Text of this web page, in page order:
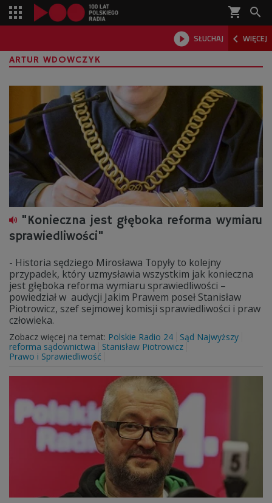
shopping_cart 
 SŁUCHAJ  WIĘCEJ

ARTUR WDOWCZYK
"Konieczna jest głęboka reforma wymiaru
sprawiedliwości"
- Historia sędziego Mirosława Topyły to kolejny
przypadek, który uzmysławia wszystkim jak konieczna
jest głęboka reforma wymiaru sprawiedliwości –
powiedział w audycji Jakim Prawem poseł Stanisław
Piotrowicz, szef sejmowej komisji sprawiedliwości i praw
człowieka.
Zobacz więcej na temat: Polskie Radio 24
Sąd Najwyższy
reforma sądownictwa
Stanisław Piotrowicz
Prawo i Sprawiedliwość